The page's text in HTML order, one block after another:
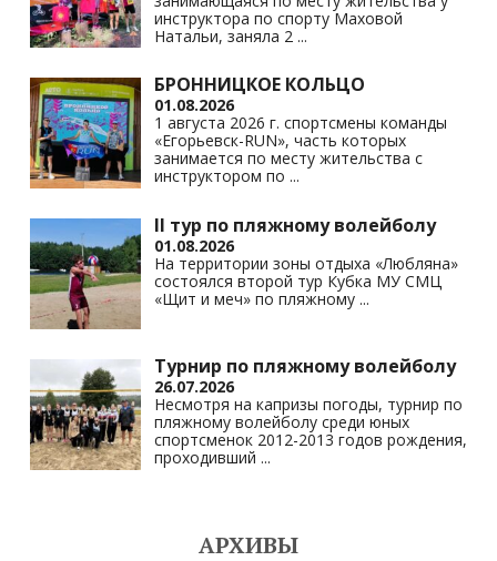
инструктора по спорту Маховой
Натальи, заняла 2 ...
БРОННИЦКОЕ КОЛЬЦО
01.08.2026
1 августа 2026 г. спортсмены команды
«Егорьевск-RUN», часть которых
занимается по месту жительства с
инструктором по ...
II тур по пляжному волейболу
01.08.2026
На территории зоны отдыха «Любляна»
состоялся второй тур Кубка МУ СМЦ
«Щит и меч» по пляжному ...
Турнир по пляжному волейболу
26.07.2026
Несмотря на капризы погоды, турнир по
пляжному волейболу среди юных
спортсменок 2012-2013 годов рождения,
проходивший ...
АРХИВЫ